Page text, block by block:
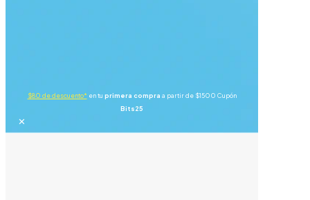
$80 de descuento* en tu primera compra a partir de $1500 Cupón
Bits25
✕